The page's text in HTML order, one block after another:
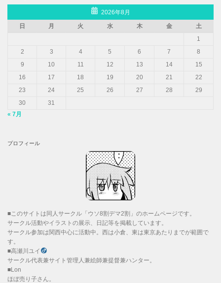
2026年8月
日
月 火 水 木 金
土
1
2
3 4 5 6 7
8
9
10 11 12 13 14
15
16
17 18 19 20 21
22
23
24 25 26 27 28
29
30
31
« 7月
プロフィール
■このサイトは同人サークル「ウソ8割デマ2割」のホームページです。
サークル活動やイラストの展示、日記等を掲載しています。
サークル参加は関西中心に活動中。西は小倉、東は東京あたりまでが範囲で
す。
■高瀬川ユイ
サークル代表兼サイト管理人兼絵師兼提督兼ハンター。
■Lon
ほぼ売り子さん。